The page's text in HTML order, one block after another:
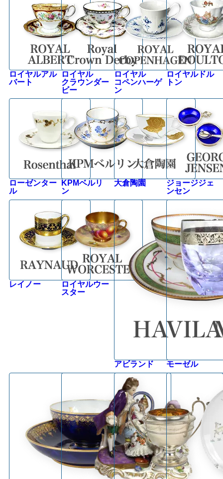
ロイヤルアル
バート
ロイヤル
クラウンダー
ビー
ロイヤル
コペンハーゲ
ン
ロイヤルドル
トン
ローゼンター
ル
KPMベルリ
ン
大倉陶園
ジョージジェ
ンセン
レイノー
ロイヤルウー
スター
アビランド モーゼル